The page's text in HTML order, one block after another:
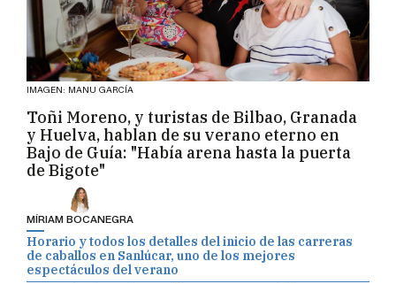
IMAGEN: MANU GARCÍA
Toñi Moreno, y turistas de Bilbao, Granada
y Huelva, hablan de su verano eterno en
Bajo de Guía: "Había arena hasta la puerta
de Bigote"
MÍRIAM BOCANEGRA
Horario y todos los detalles del inicio de las carreras
de caballos en Sanlúcar, uno de los mejores
espectáculos del verano